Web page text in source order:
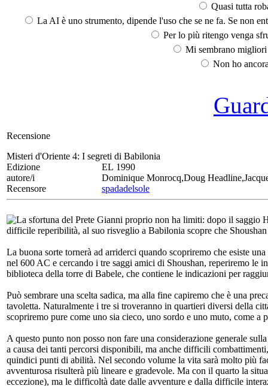
Quasi tutta
La AI è uno strumento, dipende l'uso che se ne fa. Se non
Per lo più ritengo venga
Mi sembrano
Non ho
Recensione
Misteri d'Oriente 4: I segreti di Babilonia
Edizione
EL 1990
autore/i
Dominique Monrocq,Doug
Recensore
spadadelsole
La sfortuna del Prete Gianni proprio non ha limiti: dopo il saggio
difficile reperibilità, al suo risveglio a Babilonia scopre che
La buona sorte tornerà ad arriderci quando scopriremo che esiste
nel 600 AC e cercando i tre saggi amici di Shoushan, reperiremo le
biblioteca della torre di Babele, che contiene le indicazioni per
Può sembrare una scelta sadica, ma alla fine capiremo che è una
tavoletta. Naturalmente i tre si troveranno in quartieri diversi della
scopriremo pure come uno sia cieco, uno sordo e uno muto, come a
A questo punto non posso non fare una considerazione generale
a causa dei tanti percorsi disponibili, ma anche difficili
quindici punti di abilità. Nel secondo volume la vita sarà molto più
avventurosa risulterà più lineare e gradevole. Ma con il quarto la
eccezione), ma le difficoltà date dalle avventure e dalla difficile